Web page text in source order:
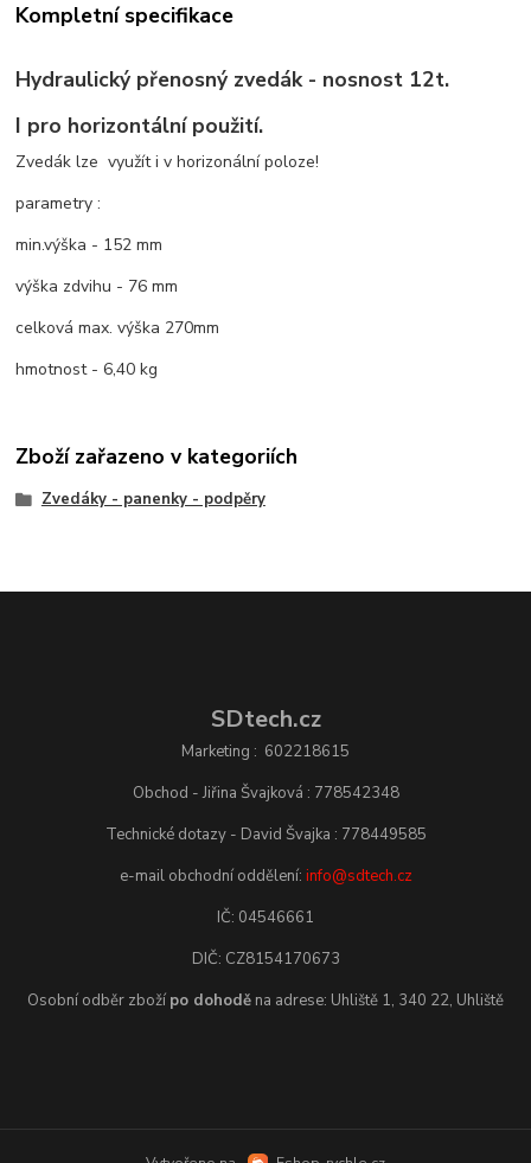
Kompletní specifikace
Hydraulický přenosný zvedák - nosnost 12t.
I pro horizontální použití.
Zvedák lze využít i v horizonální poloze!
parametry :
min.výška - 152 mm
výška zdvihu - 76 mm
celková max. výška 270mm
hmotnost - 6,40 kg
Zboží zařazeno v kategoriích
Zvedáky - panenky - podpěry
SDtech.cz
Marketing : 602218615
Obchod - Jiřina Švajková : 778542348
Technické dotazy - David Švajka : 778449585
e-mail obchodní oddělení: info@sdtech.cz
IČ: 04546661
DIČ: CZ8154170673
Osobní odběr zboží po dohodě na adrese: Uhliště 1, 340 22, Uhliště